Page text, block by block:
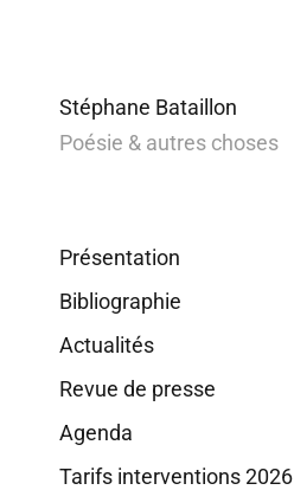
Stéphane Bataillon
Poésie & autres choses
Présentation
Bibliographie
Actualités
Revue de presse
Agenda
Tarifs interventions 2026